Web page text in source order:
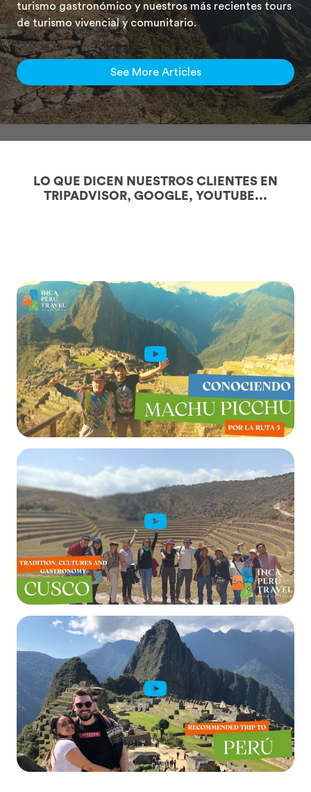
turismo gastronómico y nuestros más recientes tours
de turismo vivencial y comunitario.
See More Articles
LO QUE DICEN NUESTROS CLIENTES EN
TRIPADVISOR, GOOGLE, YOUTUBE...